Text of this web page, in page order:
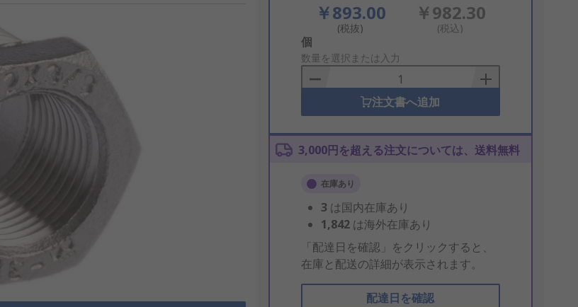
￥893.00
(税抜)
￥982.30
(税込)
Add
to
Basket
個
数量を選択または入力
注文書へ追加
3,000円を超える注文については、送料無料
在庫あり
3 は国内在庫あり
1,842 は海外在庫あり
「配達日を確認」をクリックすると、
在庫と配送の詳細が表示されます。
配達日を確認